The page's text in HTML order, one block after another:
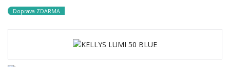
Doprava ZDARMA